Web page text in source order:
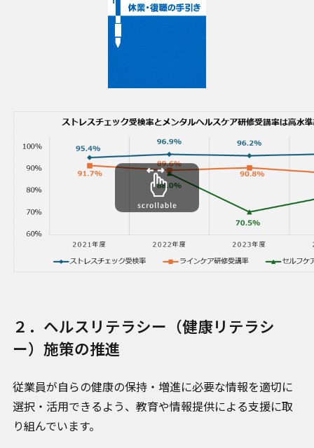
２．ヘルスリテラシー（健康リテラシ
ー）施策の推進
従業員が自らの健康の保持・増進に必要な情報を適切に
選択・活用できるよう、教育や情報提供による支援に取
り組んでいます。